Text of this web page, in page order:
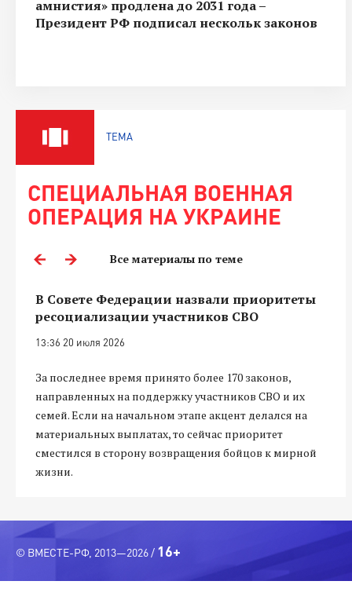
амнистия» продлена до 2031 года –
Президент РФ подписал нескольк законов
ТЕМА
СПЕЦИАЛЬНАЯ ВОЕННАЯ
ОПЕРАЦИЯ НА УКРАИНЕ
Все материалы по теме
В Совете Федерации назвали приоритеты
ресоциализации участников СВО
13:36 20 июля 2026
За последнее время принято более 170 законов,
направленных на поддержку участников СВО и их
семей. Если на начальном этапе акцент делался на
материальных выплатах, то сейчас приоритет
сместился в сторону возвращения бойцов к мирной
жизни.
© ВМЕСТЕ-РФ, 2013—2026 / 16+